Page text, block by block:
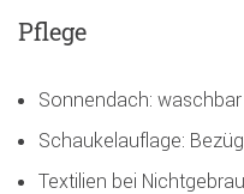
Pflege
Sonnendach: waschbar
Schaukelauflage:
Textilien bei